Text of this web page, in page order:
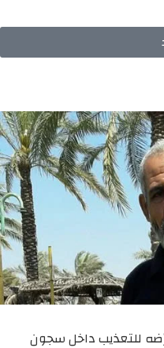
للتعذيب داخل سجون